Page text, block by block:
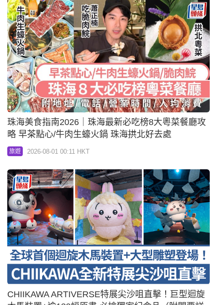
珠海美食指南2026｜珠海最新必吃榜8大粵菜餐廳攻
略 早茶點心/牛肉生蠔火鍋 珠海拱北好去處
旅遊 2026-08-01 00:11 HKT
CHIIKAWA ARTIVERSE特展尖沙咀直擊！巨型迴旋